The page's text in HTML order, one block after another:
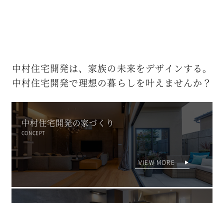
中村住宅開発は、 家族の未来をデザインする。
中村住宅開発で理想の暮らしを叶えませんか？
中村住宅開発の家づくり
CONCEPT
VIEW MORE